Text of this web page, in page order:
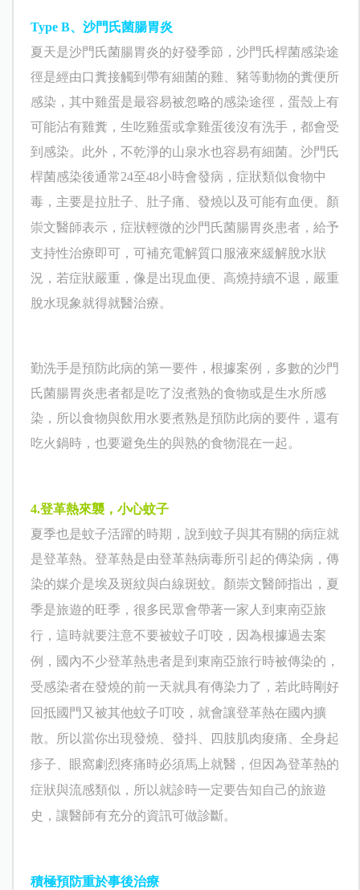
Type B、 沙門氏菌腸胃炎
夏天是沙門氏菌腸胃炎的好發季節， 沙門氏桿菌感染途
徑是經由口糞接觸到帶有細菌的雞、豬等動物的糞便所
感染，其中雞蛋是最容易被忽略的感染途徑，蛋殼上有
可能沾有雞糞，生吃雞蛋或拿雞蛋後沒有洗手，都會受
到感染。此外，不乾淨的山泉水也容易有細菌。沙門氏
桿菌感染後通常24至48小時會發病， 症狀類似食物中
毒，主要是拉肚子、肚子痛、發燒以及可能有血便。 顏
崇文醫師表示，症狀輕微的沙門氏菌腸胃炎患者，給予
支持性治療即可，可補充電解質口服液來緩解脫水狀
況， 若症狀嚴重，像是出現血便、高燒持續不退，嚴重
脫水現象就得就醫治療。
勤洗手是預防此病的第一要件，根據案例，多數的沙門
氏菌腸胃炎患者都是吃了沒煮熟的食物或是生水所感
染，所以食物與飲用水要煮熟是預防此病的要件，還有
吃火鍋時，也要避免生的與熟的食物混在一起。
4.登革熱來襲，小心蚊子
夏季也是蚊子活躍的時期，說到蚊子與其有關的病症就
是登革熱。登革熱是由登革熱病毒所引起的傳染病，傳
染的媒介是埃及斑紋與白線斑蚊。 顏崇文醫師指出，夏
季是旅遊的旺季，很多民眾會帶著一家人到東南亞旅
行，這時就要注意不要被蚊子叮咬，因為根據過去案
例，國內不少登革熱患者是到東南亞旅行時被傳染的，
受感染者在發燒的前一天就具有傳染力了，若此時剛好
回抵國門又被其他蚊子叮咬，就會讓登革熱在國內擴
散。所以當你出現發燒、發抖、四肢肌肉痠痛、全身起
疹子、眼窩劇烈疼痛時必須馬上就醫，但因為登革熱的
症狀與流感類似，所以就診時一定要告知自己的旅遊
史，讓醫師有充分的資訊可做診斷。
積極預防重於事後治療